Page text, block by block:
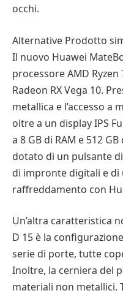
occhi.
Alternative Prodotto
Il nuovo Huawei
processore AMD
Radeon RX Vega 10.
metallica e l’accesso a
oltre a un display IPS
a 8 GB di RAM e 512
dotato di un pulsante
di impronte digitali e di
raffreddamento con
Un’altra caratteristica
D 15 è la
serie di porte, tutte
Inoltre, la cerniera del
materiali non metallici.